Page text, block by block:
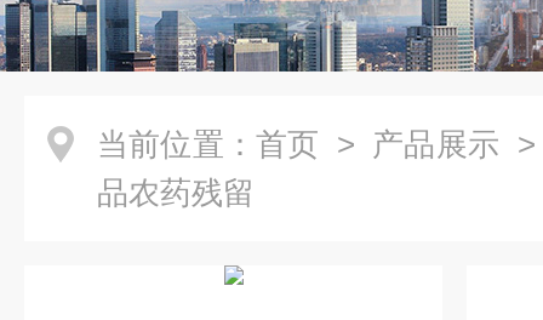
当前位置： 首页 > 产品展示
品农药残留